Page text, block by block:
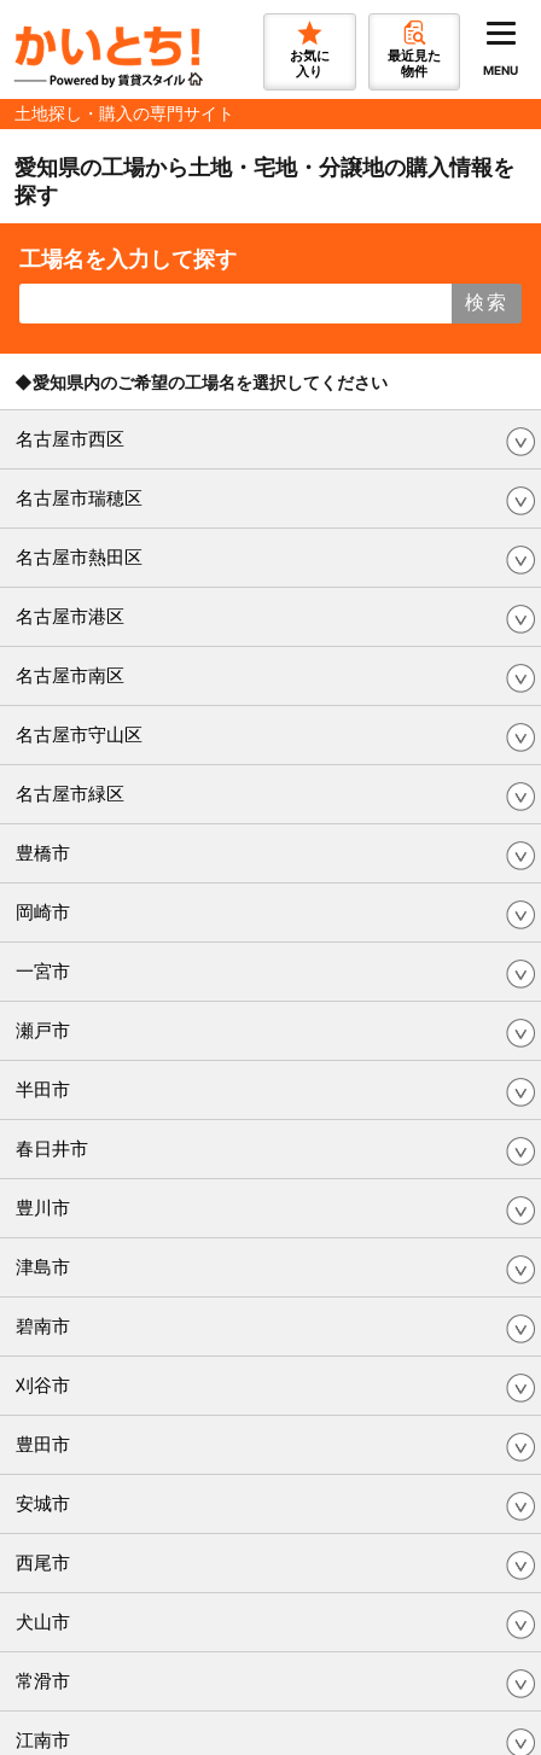
お気に
入り
最近見た
物件
MENU
土地探し・購入の専門サイト
愛知県の工場から土地・宅地・分譲地の購入情報を
探す
工場名を入力して探す
検索
◆愛知県内のご希望の工場名を選択してください
名古屋市西区
名古屋市瑞穂区
名古屋市熱田区
名古屋市港区
名古屋市南区
名古屋市守山区
名古屋市緑区
豊橋市
岡崎市
一宮市
瀬戸市
半田市
春日井市
豊川市
津島市
碧南市
刈谷市
豊田市
安城市
西尾市
犬山市
常滑市
江南市